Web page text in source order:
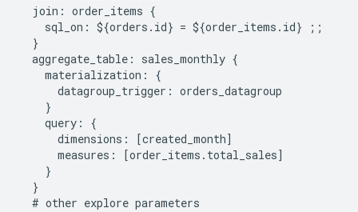
  join: order_items {
    sql_on: ${orders.id} = ${order_items.id} ;;
  }
  aggregate_table: sales_monthly {
    materialization: {
      datagroup_trigger: orders_datagroup
    }
    query: {
      dimensions: [created_month]
      measures: [order_items.total_sales]
    }
  }
  # other explore parameters